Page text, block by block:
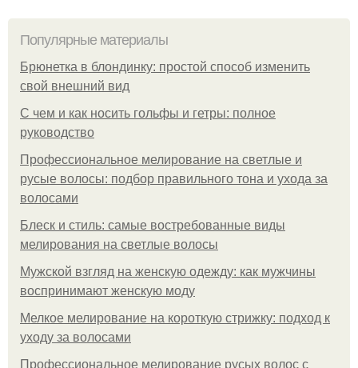
Популярные материалы
Брюнетка в блондинку: простой способ изменить
свой внешний вид
С чем и как носить гольфы и гетры: полное
руководство
Профессиональное мелирование на светлые и
русые волосы: подбор правильного тона и ухода за
волосами
Блеск и стиль: самые востребованные виды
мелирования на светлые волосы
Мужской взгляд на женскую одежду: как мужчины
воспринимают женскую моду
Мелкое мелирование на короткую стрижку: подход к
уходу за волосами
Профессиональное мелирование русых волос с